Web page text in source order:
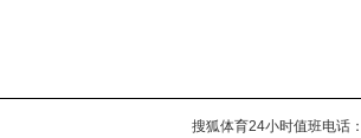
搜狐体育24小时值班电话